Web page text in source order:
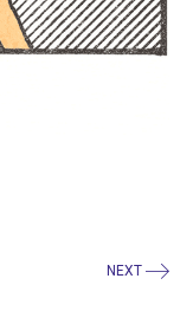
NEXT